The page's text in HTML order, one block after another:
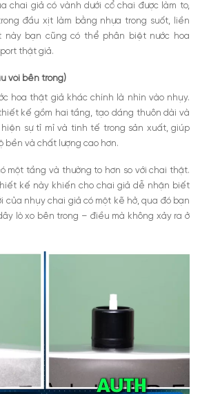
chai giả có vành dưới cổ chai được làm to,
đầu xịt làm bằng nhựa trong suốt, liền
này bạn cũng có thể phân biệt nước hoa
thật giả.
vòi bên trong)
hoa thật giả khác chính là nhìn vào nhụy.
kế gồm hai tầng, tạo dáng thuôn dài và
sự tỉ mỉ và tinh tế trong sản xuất, giúp
bền và chất lượng cao hơn.
một tầng và thường to hơn so với chai thật.
kế này khiến cho chai giả dễ nhận biết
của nhụy chai giả có một kẽ hở, qua đó bạn
lò xo bên trong – điều mà không xảy ra ở